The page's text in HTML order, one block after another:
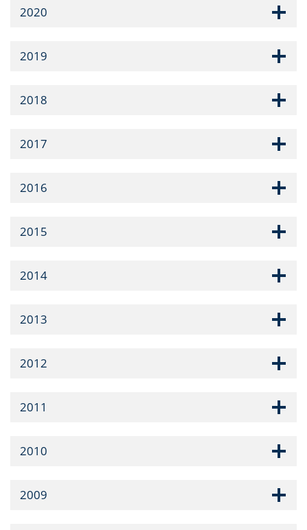
2020
2019
2018
2017
2016
2015
2014
2013
2012
2011
2010
2009